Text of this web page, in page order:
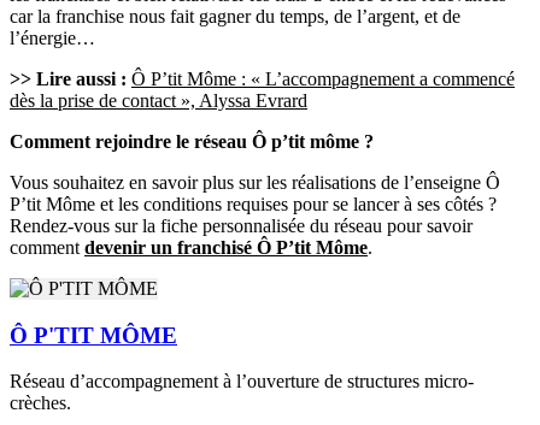
car la franchise nous fait gagner du temps, de l’argent, et de
l’énergie…
>> Lire aussi : Ô P’tit Môme : « L’accompagnement a commencé
dès la prise de contact », Alyssa Evrard
Comment rejoindre le réseau Ô p’tit môme ?
Vous souhaitez en savoir plus sur les réalisations de l’enseigne Ô
P’tit Môme et les conditions requises pour se lancer à ses côtés ?
Rendez-vous sur la fiche personnalisée du réseau pour savoir
comment devenir un franchisé Ô P’tit Môme.
Ô P'TIT MÔME
Réseau d’accompagnement à l’ouverture de structures micro-
crèches.